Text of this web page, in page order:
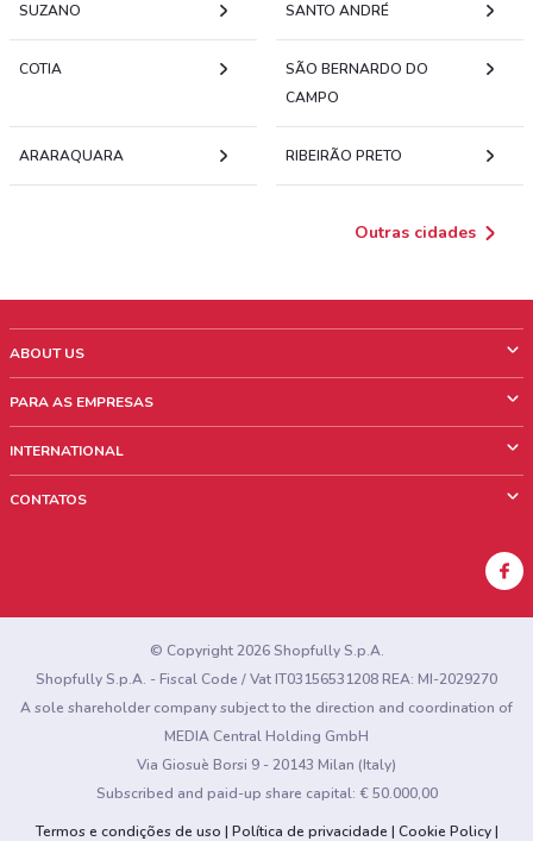
SUZANO SANTO ANDRÉ
COTIA
SÃO BERNARDO DO
CAMPO
ARARAQUARA RIBEIRÃO PRETO
Outras cidades
ABOUT US
Quem Somos
Trabalhe conosco
PARA AS EMPRESAS
Informações comerciais
INTERNATIONAL
CONTATOS
Encontrou algum problema no site ou no aplicativo?
© Copyright 2026 Shopfully S.p.A.
Shopfully S.p.A. - Fiscal Code / Vat IT03156531208 REA: MI-2029270
A sole shareholder company subject to the direction and coordination of
MEDIA Central Holding GmbH
Via Giosuè Borsi 9 - 20143 Milan (Italy)
Subscribed and paid-up share capital: € 50.000,00
Termos e condições de uso
Política de privacidade Cookie Policy